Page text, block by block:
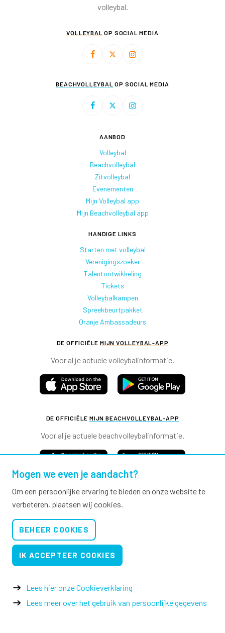
volleybal.
VOLLEYBAL OP SOCIAL MEDIA
BEACHVOLLEYBAL OP SOCIAL MEDIA
AANBOD
Volleybal
Beachvolleybal
Zitvolleybal
Evenementen
Mijn Volleybal app
Mijn Beachvolleybal app
HANDIGE LINKS
Starten met volleybal
Verenigingszoeker
Talentontwikkeling
Tickets
Volleybalkampen
Spreekbeurtpakket
Oranje Ambassadeurs
DE OFFICIËLE MIJN VOLLEYBAL-APP
Voor al je actuele volleybalinformatie.
DE OFFICIËLE MIJN BEACHVOLLEYBAL-APP
Voor al je actuele beachvolleybalinformatie.
© 2026 Nevobo
Nieuwsbrieven
Verkoopvoorwaarden evenementen
Mogen we even je aandacht?
Om een persoonlijke ervaring te bieden en onze website te
verbeteren, plaatsen wij cookies.
BEHEER COOKIES
IK ACCEPTEER COOKIES
Lees hier onze Cookieverklaring
Lees meer over het gebruik van persoonlijke gegevens